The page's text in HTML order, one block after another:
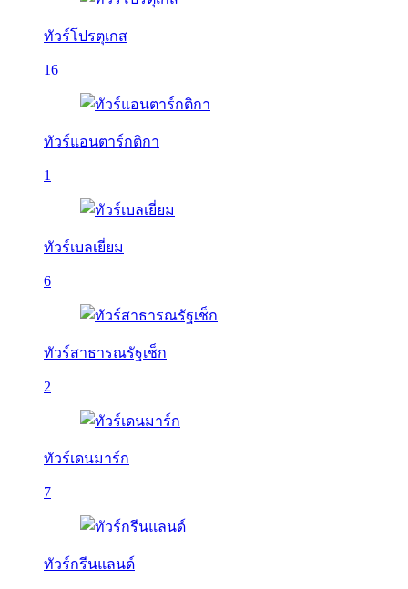
ทัวร์โปรตุเกส
16
ทัวร์แอนตาร์กติกา
1
ทัวร์เบลเยี่ยม
6
ทัวร์สาธารณรัฐเช็ก
2
ทัวร์เดนมาร์ก
7
ทัวร์กรีนแลนด์